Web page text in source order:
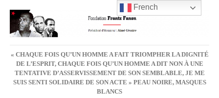
« CHAQUE FOIS QU’UN HOMME A FAIT TRIOMPHER LA DIGNITÉ
DE L’ESPRIT, CHAQUE FOIS QU’UN HOMME A DIT NON À UNE
TENTATIVE D’ASSERVISSEMENT DE SON SEMBLABLE, JE ME
SUIS SENTI SOLIDAIRE DE SON ACTE » PEAU NOIRE, MASQUES
BLANCS
French